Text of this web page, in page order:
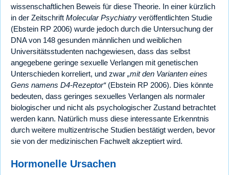
wissenschaftlichen Beweis für diese Theorie. In einer kürzlich
in der Zeitschrift Molecular Psychiatry veröffentlichten Studie
(Ebstein RP 2006) wurde jedoch durch die Untersuchung der
DNA von 148 gesunden männlichen und weiblichen
Universitätsstudenten nachgewiesen, dass das selbst
angegebene geringe sexuelle Verlangen mit genetischen
Unterschieden korreliert, und zwar „mit den Varianten eines
Gens namens D4-Rezeptor“(Ebstein RP 2006). Dies könnte
bedeuten, dass geringes sexuelles Verlangen als normaler
biologischer und nicht als psychologischer Zustand betrachtet
werden kann. Natürlich muss diese interessante Erkenntnis
durch weitere multizentrische Studien bestätigt werden, bevor
sie von der medizinischen Fachwelt akzeptiert wird.
Hormonelle Ursachen